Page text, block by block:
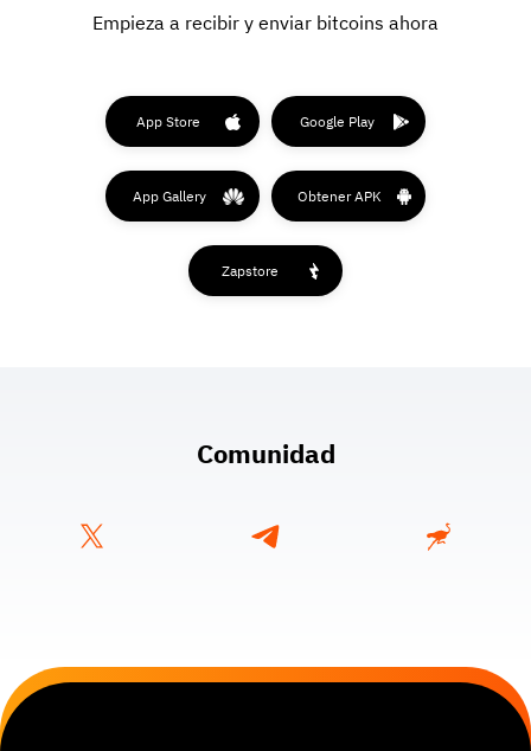
Empieza a recibir y enviar bitcoins ahora
App Store Google Play
App Gallery Obtener APK
Zapstore
Comunidad